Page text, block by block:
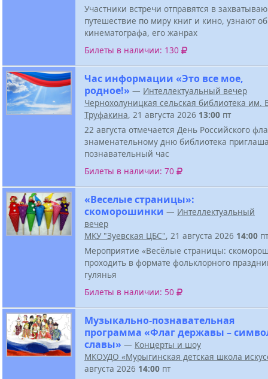
Участники встречи отправятся в
путешествие по миру книг и кино, узнают
кинематографа, его жанрах
Билеты в наличии: 130
Час информации «Это все мое,
родное!» — Интеллектуальный вечер
Чернохолуницкая сельская библиотека им.
Труфакина, 21 августа 2026 13:00 пт
22 августа отмечается День Российского
знаменательному дню библиотека
познавательный час
Билеты в наличии: 70
«Веселые страницы»:
скоморошинки — Интеллектуальный
вечер
МКУ "Зуевская ЦБС", 21 августа 2026 14:00 пт
Мероприятие «Весёлые страницы:
проходить в формате фольклорного
гулянья
Билеты в наличии: 50
Музыкально-познавательная
программа «Флаг державы –
славы» — Концерты и шоу
МКОУДО «Мурыгинская детская школа
августа 2026 14:00 пт